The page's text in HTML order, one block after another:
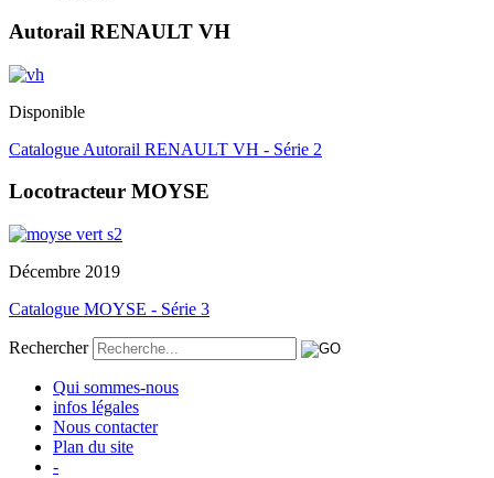
Autorail RENAULT VH
Disponible
Catalogue Autorail RENAULT VH - Série 2
Locotracteur MOYSE
Décembre 2019
Catalogue MOYSE - Série 3
Rechercher
Qui sommes-nous
infos légales
Nous contacter
Plan du site
-